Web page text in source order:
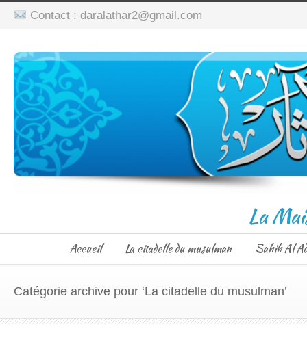
Contact : daralathar2@gmail.com
La
Accueil La citadelle du musulman Sahih Al
Catégorie archive pour ‘La citadelle du musulman’